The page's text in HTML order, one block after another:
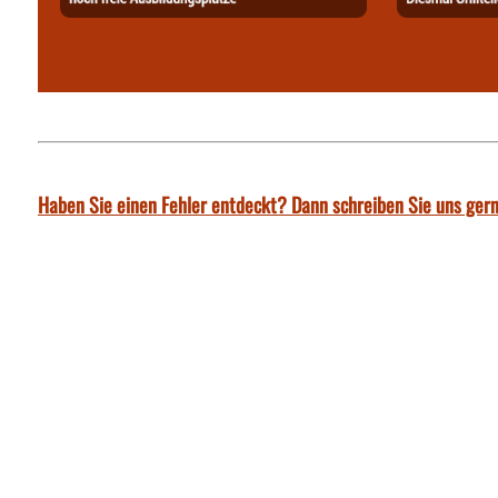
Haben Sie einen Fehler entdeckt? Dann schreiben Sie uns